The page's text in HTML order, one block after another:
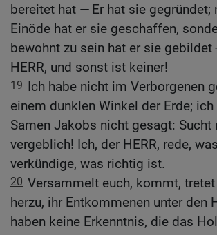
bereitet hat — Er hat sie gegründet;
Einöde hat er sie geschaffen,
bewohnt zu sein hat er sie
HERR, und sonst ist keiner!
19 Ich habe nicht im Verborgenen
einem dunklen Winkel der Erde;
Samen Jakobs nicht gesagt: Sucht
vergeblich! Ich, der HERR, rede,
verkündige, was richtig ist.
20 Versammelt euch, kommt,
herzu, ihr Entkommenen unter den
haben keine Erkenntnis, die das